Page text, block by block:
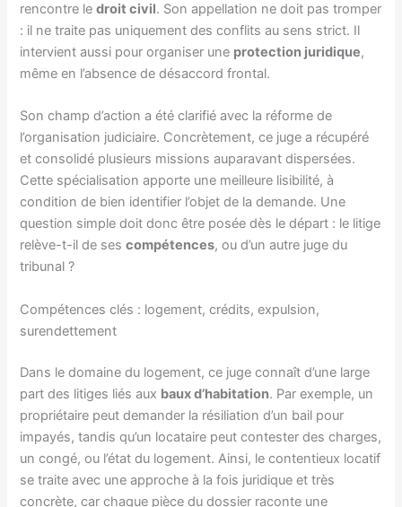
rencontre ledroit civil. Son appellation ne doit pas tromper
: il ne traite pas uniquement des conflits au sens strict. Il
intervient aussi pour organiser une protection juridique,
même en l’absence de désaccord frontal.
Son champ d’action a été clarifié avec la réforme de
l’organisation judiciaire. Concrètement, ce juge a récupéré
et consolidé plusieurs missions auparavant dispersées.
Cette spécialisation apporte une meilleure lisibilité, à
condition de bien identifier l’objet de la demande. Une
question simple doit donc être posée dès le départ : le litige
relève-t-il de sescompétences, ou d’un autre juge du
tribunal ?
Compétences clés : logement, crédits, expulsion,
surendettement
Dans le domaine du logement, ce juge connaît d’une large
part des litiges liés aux baux d’habitation. Par exemple, un
propriétaire peut demander la résiliation d’un bail pour
impayés, tandis qu’un locataire peut contester des charges,
un congé, ou l’état du logement. Ainsi, le contentieux locatif
se traite avec une approche à la fois juridique et très
concrète, car chaque pièce du dossier raconte une